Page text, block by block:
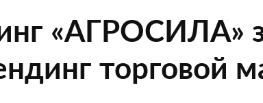
«АГРОСИЛА»
торговой